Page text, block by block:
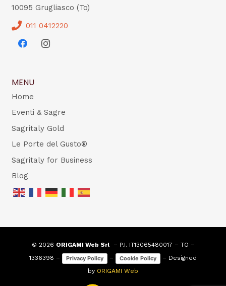
10095 Grugliasco (To)
011 0412220
MENU
Home
Eventi & Sagre
Sagritaly Gold
Le Porte del Gusto®
Sagritaly for Business
Blog
© 2026 ORIGAMI Web Srl– P.I. IT13065480017 – TO –
1336398 –
Privacy Policy – Cookie Policy
– Designed
by ORIGAMI Web